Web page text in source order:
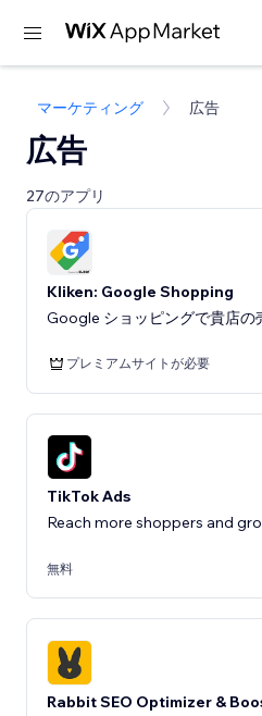
マーケティング 広告
広告
27のアプリ
Kliken: Google Shopping
Google ショッピングで貴店の
プレミアムサイトが必要
TikTok Ads
Reach more shoppers and
無料
Rabbit SEO Optimizer &